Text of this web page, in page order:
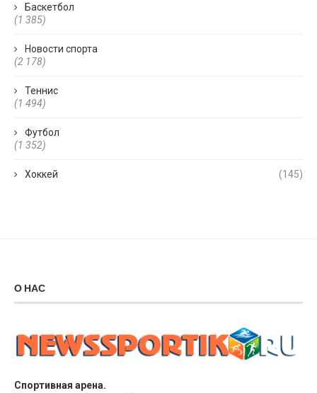
Баскетбол
(1 385)
Новости спорта
(2 178)
Теннис
(1 494)
Футбол
(1 352)
Хоккей (145)
О НАС
Спортивная арена.